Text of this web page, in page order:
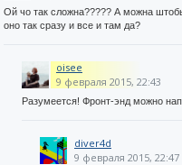
Ой чо так сложна????? А можна
оно так сразу и все и там да?
oisee
9 февраля 2015, 22:43
Разумеется! Фронт-энд можно
diver4d
9 февраля 2015, 22:47